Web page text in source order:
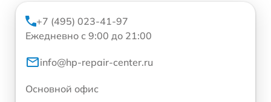
+7 (495) 023-41-97
Ежедневно с 9:00 до 21:00
info@hp-repair-center.ru
Основной офис